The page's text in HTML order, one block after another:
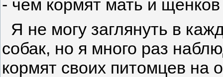
- чем кормят мать и щенков
Я не могу заглянуть в
собак, но я много раз
кормят своих питомцев на